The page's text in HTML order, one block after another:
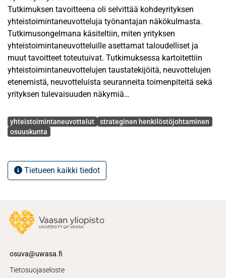
Tutkimuksen tavoitteena oli selvittää kohdeyrityksen
yhteistoimintaneuvotteluja työnantajan näkökulmasta.
Tutkimusongelmana käsiteltiin, miten yrityksen
yhteistoimintaneuvotteluille asettamat taloudelliset ja
muut tavoitteet toteutuivat. Tutkimuksessa kartoitettiin
yhteistoimintaneuvottelujen taustatekijöitä, neuvottelujen
etenemistä, neuvotteluista seuranneita toimenpiteitä sekä
yrityksen tulevaisuuden näkymiä
Tutkimuksen teoreettinen viitekehys muodostui strategisen
kohdentamisen tärkeyttä, muutosvastarintaa yrityksen
murrostilassa sekä työmotivaation rakentumista ja
empiirinen osuus koostuu kohdeyrityksen toimitusjohtajan
haastatteluista.
Tutkimustulokset osoittivat, että kohdeyritys onnistui
yhteistoimintaneuvotteluille asetettamansa tavoitteet.
Avainsanat
yhteistoimintaneuvottelut
strateginen henkilöstöjohtaminen
osuuskunta
Tietueen kaikki tiedot
osuva@uwasa.fi
Tietosuojaseloste